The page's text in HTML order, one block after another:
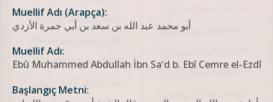
Muellif Adı (Arapça):
أبو محمد عبد الله بن سعد بن أبي جمرة الأزدي
Muellif Adı:
Ebû Muhammed Abdullah İbn Saʻd b. Ebî Cemre el-Ezdî
Başlangıç Metni: